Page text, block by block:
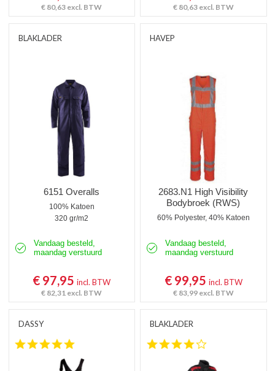
€ 80,63 excl. BTW € 80,63 excl. BTW
BLAKLADER
6151 Overalls
100% Katoen
320 gr/m2
Vandaag besteld,
maandag verstuurd
€ 97,95incl. BTW
€ 82,31 excl. BTW
HAVEP
2683.N1 High Visibility
Bodybroek (RWS)
60% Polyester, 40% Katoen
Vandaag besteld,
maandag verstuurd
€ 99,95 incl. BTW
€ 83,99 excl. BTW
DASSY
5.0 star rating
BLAKLADER
4.0 star rating